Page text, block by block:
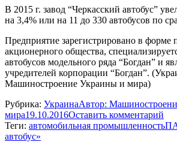
В 2015 г. завод “Черкасский автобус”
на 3,4% или на 11 до 330 автобусов по
Предприятие зарегистрировано в форме
акционерного общества,
автобусов модельного ряда “Богдан” и
учредителей корпорации “Богдан”.
Машиностроение Украины и мира)
Рубрика: УкраинаАвтор:
мира19.10.2016Оставить комментарий
Теги: автомобильная промышленность
автобус»